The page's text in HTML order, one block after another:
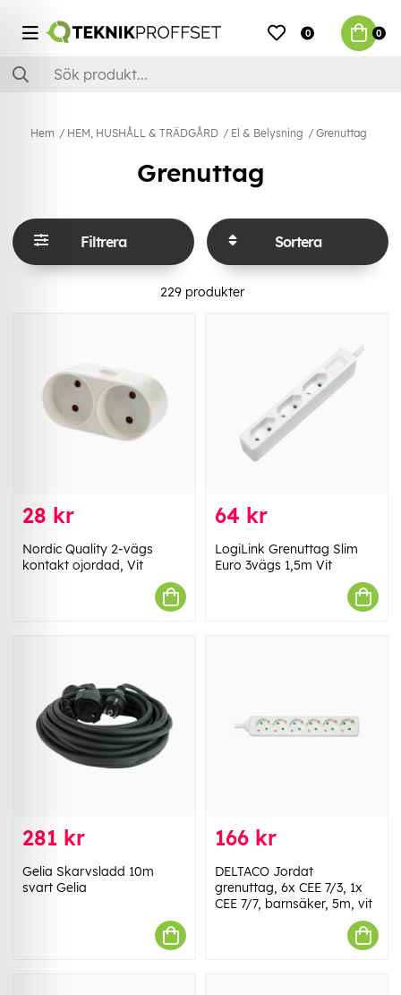
0 0
Hem HEM, HUSHÅLL & TRÄDGÅRD El & Belysning Grenuttag
Grenuttag
Filtrera Sortera
229 produkter
28 kr
Nordic Quality 2-vägs
kontakt ojordad, Vit
64 kr
LogiLink Grenuttag Slim
Euro 3vägs 1,5m Vit
281 kr
Gelia Skarvsladd 10m
svart Gelia
166 kr
DELTACO Jordat
grenuttag, 6x CEE 7/3, 1x
CEE 7/7, barnsäker, 5m, vit